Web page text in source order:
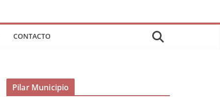
CONTACTO
Pilar Municipio